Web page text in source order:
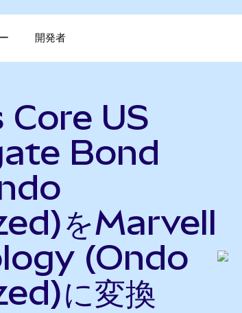
開発者
Core US
Bond
をMarvell
(Ondo
に変換